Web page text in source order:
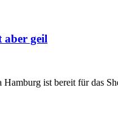
aber geil
ist bereit für das